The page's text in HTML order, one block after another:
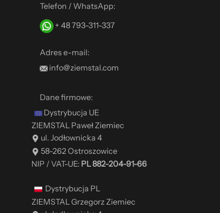
Telefon / WhatsApp:
+ 48 793-311-337
Adres e-mail:
info@ziemstal.com
Dane firmowe:
Dystrybucja UE ​
ZIEMSTAL Paweł Ziemiec
ul. Jodłownicka 4
58-262 Ostroszowice
NIP / VAT-UE: PL 882-204-91-66
​ Dystrybucja PL ​
ZIEMSTAL Grzegorz Ziemiec